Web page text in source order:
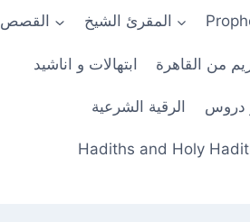
القصص المقرئ الشيخ
ابتهالات و اناشيد من القاهرة
الرقية الشرعية